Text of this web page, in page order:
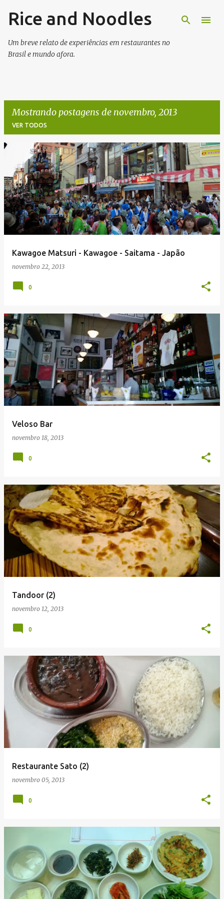
Pular para o conteúdo principal
Rice and Noodles
Um breve relato de experiências em restaurantes no
Brasil e mundo afora.
Mostrando postagens de novembro, 2013
VER TODOS
o
s
t
a
Kawagoe Matsuri - Kawagoe - Saitama - Japão
novembro 22, 2013
0
Veloso Bar
novembro 18, 2013
0
Tandoor (2)
novembro 12, 2013
0
Restaurante Sato (2)
novembro 05, 2013
0